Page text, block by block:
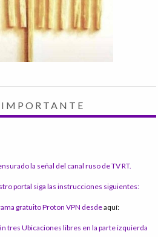
la señal del canal ruso de TV RT.
portal siga las instrucciones siguientes:
gratuito Proton VPN desdeaquí:
tres Ubicaciones libres en la parte izquierda